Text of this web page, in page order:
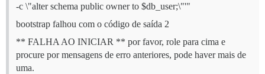
-c \"alter schema public owner to $db_user;\"'"
bootstrap falhou com o código de saída 2
** FALHA AO INICIAR ** por favor, role para cima e
procure por mensagens de erro anteriores, pode haver mais de
uma.